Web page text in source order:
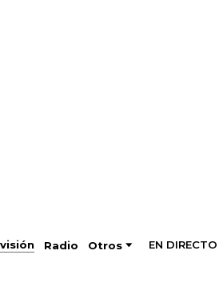
Radio Otros EN DIRECTO